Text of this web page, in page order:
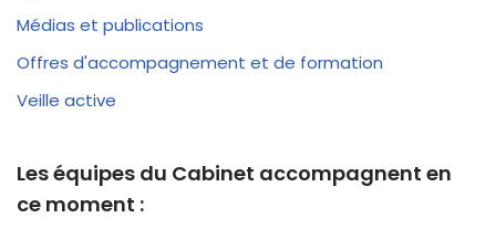
Médias et publications
Offres d'accompagnement et de formation
Veille active
Les équipes du Cabinet accompagnent en
ce moment :